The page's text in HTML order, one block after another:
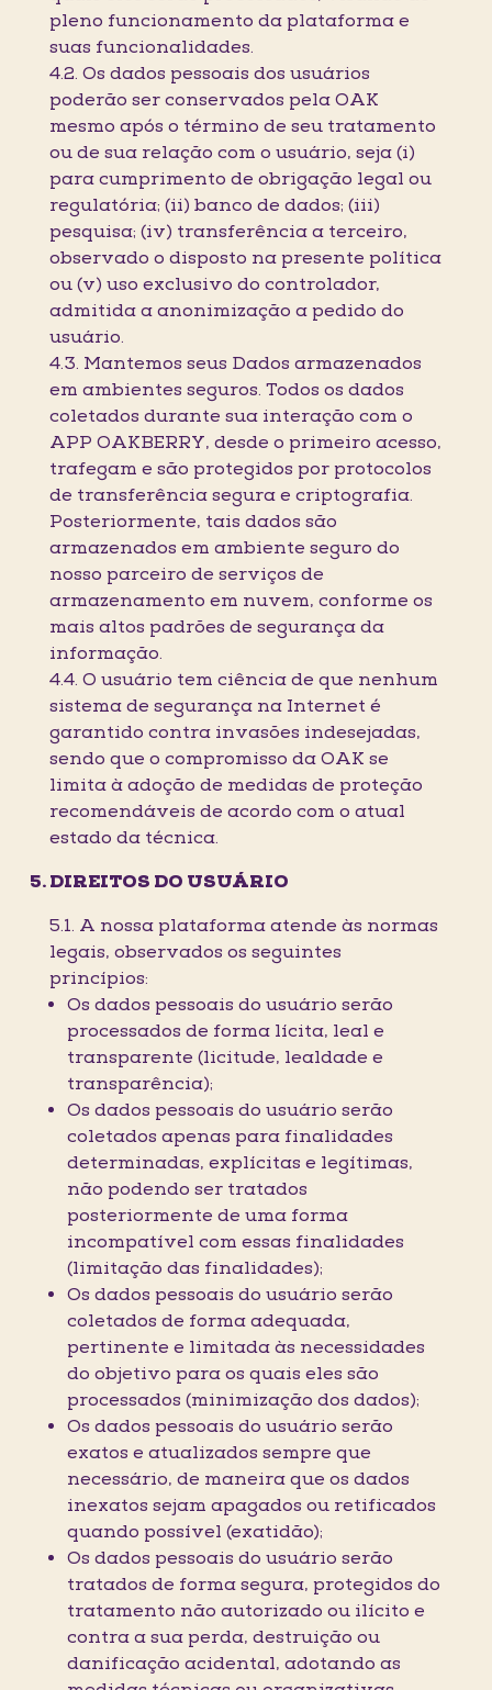
pleno funcionamento da plataforma e
suas funcionalidades.
4.2. Os dados pessoais dos usuários
poderão ser conservados pela OAK
mesmo após o término de seu tratamento
ou de sua relação com o usuário, seja (i)
para cumprimento de obrigação legal ou
regulatória; (ii) banco de dados; (iii)
pesquisa; (iv) transferência a terceiro,
observado o disposto na presente política
ou (v) uso exclusivo do controlador,
admitida a anonimização a pedido do
usuário.
4.3. Mantemos seus Dados armazenados
em ambientes seguros. Todos os dados
coletados durante sua interação com o
APP OAKBERRY, desde o primeiro acesso,
trafegam e são protegidos por protocolos
de transferência segura e criptografia.
Posteriormente, tais dados são
armazenados em ambiente seguro do
nosso parceiro de serviços de
armazenamento em nuvem, conforme os
mais altos padrões de segurança da
informação.
4.4. O usuário tem ciência de que nenhum
sistema de segurança na Internet é
garantido contra invasões indesejadas,
sendo que o compromisso da OAK se
limita à adoção de medidas de proteção
recomendáveis de acordo com o atual
estado da técnica.
DIREITOS DO USUÁRIO
5.1. A nossa plataforma atende às normas
legais, observados os seguintes
princípios:
Os dados pessoais do usuário serão
processados de forma lícita, leal e
transparente (licitude, lealdade e
transparência);
Os dados pessoais do usuário serão
coletados apenas para finalidades
determinadas, explícitas e legítimas,
não podendo ser tratados
posteriormente de uma forma
incompatível com essas finalidades
(limitação das finalidades);
Os dados pessoais do usuário serão
coletados de forma adequada,
pertinente e limitada às necessidades
do objetivo para os quais eles são
processados (minimização dos dados);
Os dados pessoais do usuário serão
exatos e atualizados sempre que
necessário, de maneira que os dados
inexatos sejam apagados ou retificados
quando possível (exatidão);
Os dados pessoais do usuário serão
tratados de forma segura, protegidos do
tratamento não autorizado ou ilícito e
contra a sua perda, destruição ou
danificação acidental, adotando as